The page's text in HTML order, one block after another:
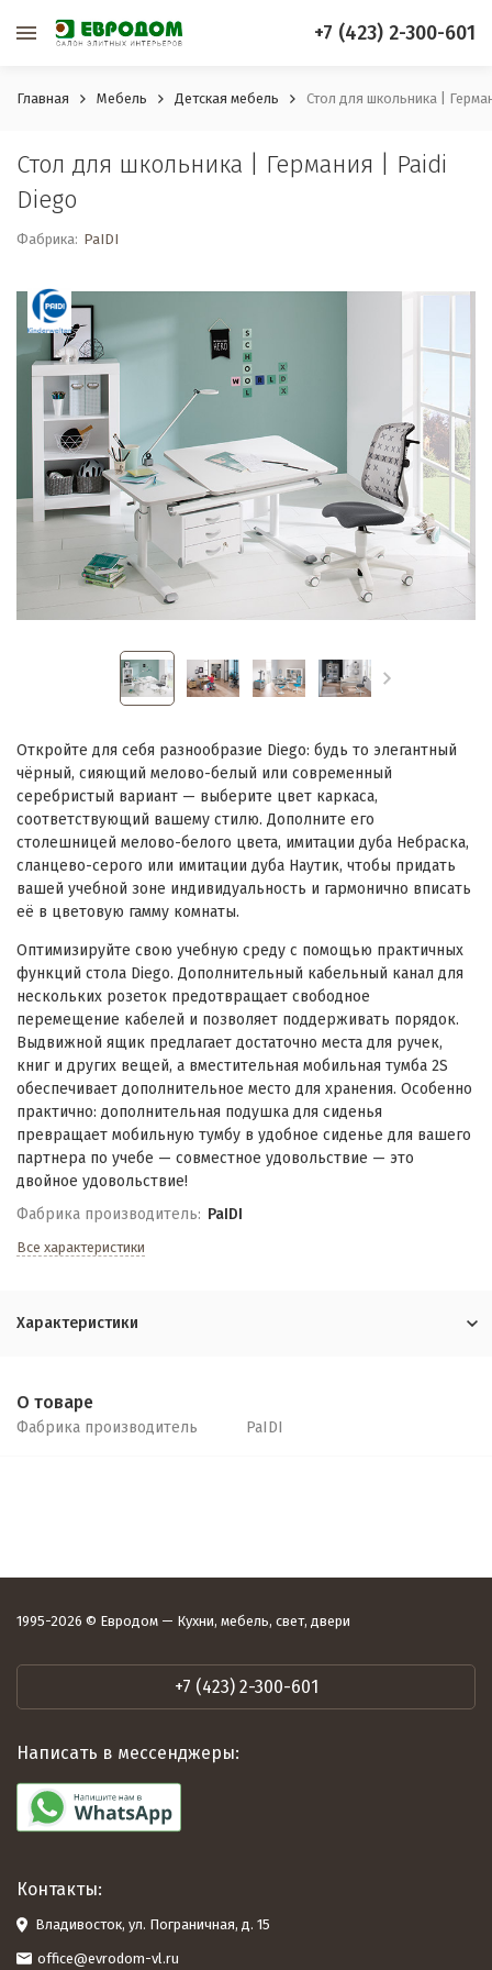
+7 (423) 2-300-601
Главная Мебель Детская мебель Стол для школьника |
Стол для школьника | Германия | Paidi
Diego
Фабрика: PaIDI
Откройте для себя разнообразие Diego: будь то элегантный
чёрный, сияющий мелово-белый или современный
серебристый вариант — выберите цвет каркаса,
соответствующий вашему стилю. Дополните его
столешницей мелово-белого цвета, имитации дуба Небраска,
сланцево-серого или имитации дуба Наутик, чтобы придать
вашей учебной зоне индивидуальность и гармонично вписать
её в цветовую гамму комнаты.
Оптимизируйте свою учебную среду с помощью практичных
функций стола Diego. Дополнительный кабельный канал для
нескольких розеток предотвращает свободное
перемещение кабелей и позволяет поддерживать порядок.
Выдвижной ящик предлагает достаточно места для ручек,
книг и других вещей, а вместительная мобильная тумба 2S
обеспечивает дополнительное место для хранения. Особенно
практично: дополнительная подушка для сиденья
превращает мобильную тумбу в удобное сиденье для вашего
партнера по учебе — совместное удовольствие — это
двойное удовольствие!
Фабрика производитель: PaIDI
Все характеристики
Характеристики
О товаре
Фабрика производитель PaIDI
1995-2026 © Евродом — Кухни, мебель, свет, двери
+7 (423) 2-300-601
Написать в мессенджеры:
Контакты:
Владивосток, ул. Пограничная, д. 15
office@evrodom-vl.ru